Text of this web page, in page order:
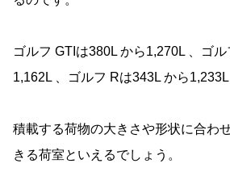
ゴルフ GTIは380L から1,270L 、ゴ
1,162L 、ゴルフ Rは343L から1,233L
積載する荷物の大きさや形状に合わ
きる荷室といえるでしょう。